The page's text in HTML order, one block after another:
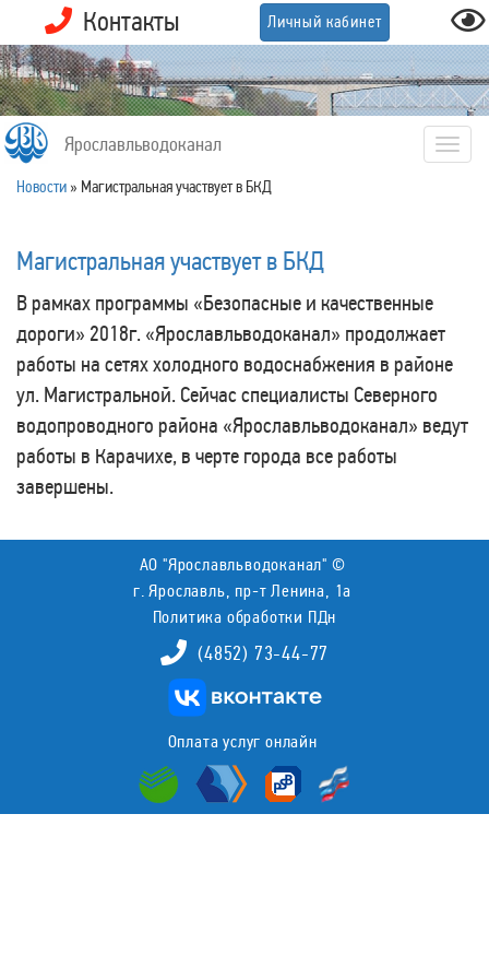
Контакты Личный кабинет
Ярославльводоканал
Новости » Магистральная участвует в БКД
Магистральная участвует в БКД
В рамках программы «Безопасные и качественные
дороги» 2018г. «Ярославльводоканал» продолжает
работы на сетях холодного водоснабжения в районе
ул. Магистральной. Сейчас специалисты Северного
водопроводного района «Ярославльводоканал» ведут
работы в Карачихе, в черте города все работы
завершены.
АО "Ярославльводоканал" ©
г. Ярославль, пр-т Ленина, 1а
Политика обработки ПДн
(4852) 73-44-77
Оплата услуг онлайн